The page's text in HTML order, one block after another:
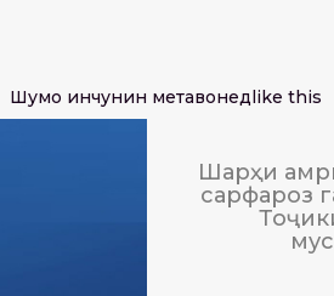
Шумо инчунин метавонедlike this
Шарҳи
сарфароз